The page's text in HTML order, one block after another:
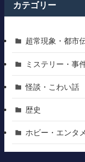
カテゴリー
超常現象・都市
ミステリー・事
怪談・こわい話
歴史
ホビー・エンタメ